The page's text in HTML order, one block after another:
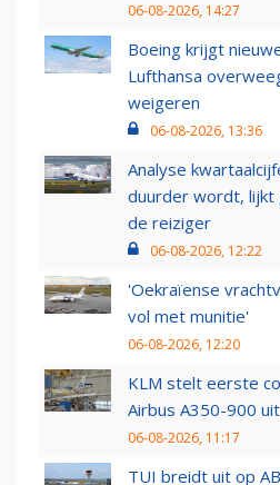
06-08-2026, 14:27
Boeing krijgt
Lufthansa
weigeren
06-08-2026, 13:36
Analyse
duurder wordt,
de reiziger
06-08-2026, 12:22
'Oekraïense
vol met munitie'
06-08-2026, 12:20
KLM stelt eerste
Airbus A350-900 uit
06-08-2026, 11:17
TUI breidt uit op